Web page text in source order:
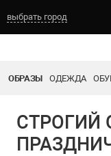
выбрать город
ОБРАЗЫ ОДЕЖДА
СТРОГИЙ